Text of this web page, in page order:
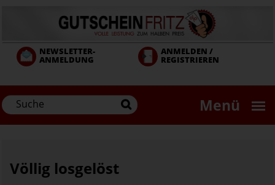
NEWSLETTER-
ANMELDUNG
ANMELDEN /
REGISTRIEREN
Menü
Völlig losgelöst